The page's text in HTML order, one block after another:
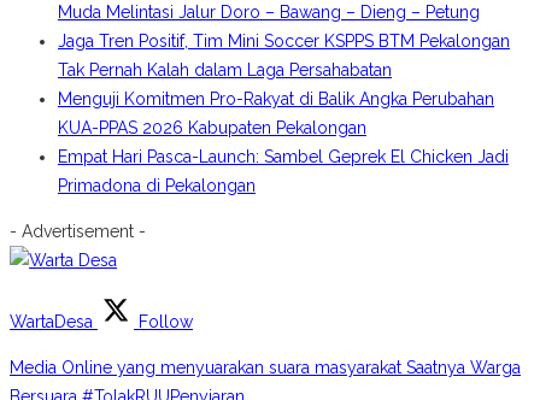
Muda Melintasi Jalur Doro – Bawang – Dieng – Petung
Jaga Tren Positif, Tim Mini Soccer KSPPS BTM Pekalongan
Tak Pernah Kalah dalam Laga Persahabatan
Menguji Komitmen Pro-Rakyat di Balik Angka Perubahan
KUA-PPAS 2026 Kabupaten Pekalongan
Empat Hari Pasca-Launch: Sambel Geprek El Chicken Jadi
Primadona di Pekalongan
- Advertisement -
WartaDesa Follow
Media Online yang menyuarakan suara masyarakat Saatnya Warga
Bersuara #TolakRUUPenyiaran